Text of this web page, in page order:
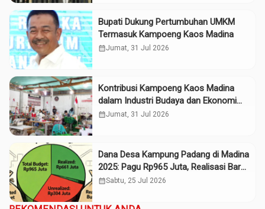
Bupati Dukung Pertumbuhan UMKM
Termasuk Kampoeng Kaos Madina
calendar_monthJumat, 31 Jul 2026
Kontribusi Kampoeng Kaos Madina
dalam Industri Budaya dan Ekonomi
Daerah
calendar_monthJumat, 31 Jul 2026
Dana Desa Kampung Padang di Madina
2025: Pagu Rp965 Juta, Realisasi Baru
Rp661 Juta
calendar_monthSabtu, 25 Jul 2026